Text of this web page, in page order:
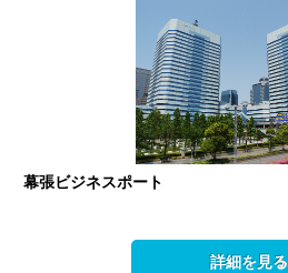
幕張ビジネスポート
詳細を見る